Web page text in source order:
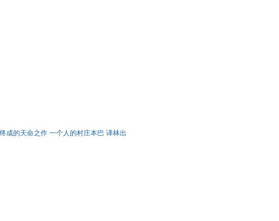
成的天命之作 一个人的村庄本巴 译林出